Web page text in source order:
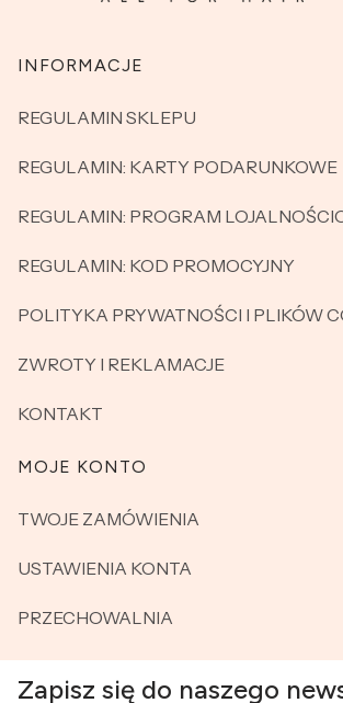
Linki w stopce
INFORMACJE
REGULAMIN SKLEPU
REGULAMIN: KARTY PODARUNKOWE
REGULAMIN: PROGRAM
REGULAMIN: KOD PROMOCYJNY
POLITYKA PRYWATNOŚCI I PLIKÓW
ZWROTY I REKLAMACJE
KONTAKT
MOJE KONTO
TWOJE ZAMÓWIENIA
USTAWIENIA KONTA
PRZECHOWALNIA
Zapisz się do naszego